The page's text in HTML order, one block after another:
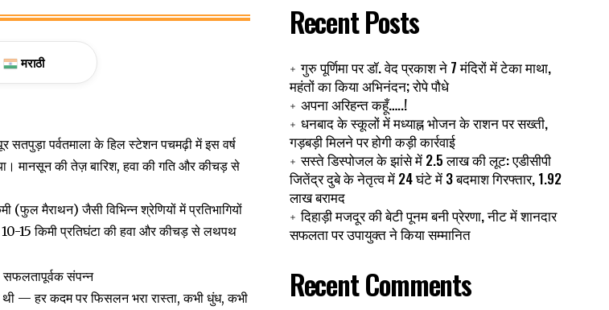
मराठी
पर्वतमाला के हिल स्टेशन पचमढ़ी में इस वर्ष
मानसून की तेज़ बारिश, हवा की गति और कीचड़ से
(फुल मैराथन) जैसी विभिन्न श्रेणियों में प्रतिभागियों
10-15 किमी प्रतिघंटा की हवा और कीचड़ से लथपथ
थी — हर कदम पर फिसलन भरा रास्ता, कभी धुंध, कभी
Recent Posts
गुरु पूर्णिमा पर डॉ. वेद प्रकाश ने 7 मंदिरों में टेका माथा,
महंतों का किया अभिनंदन; रोपे पौधे
अपना अरिहन्त कहूँ…..!
धनबाद के स्कूलों में मध्याह्न भोजन के राशन पर सख्ती,
गड़बड़ी मिलने पर होगी कड़ी कार्रवाई
सस्ते डिस्पोजल के झांसे में 2.5 लाख की लूट: एडीसीपी
जितेंद्र दुबे के नेतृत्व में 24 घंटे में 3 बदमाश गिरफ्तार, 1.92
लाख बरामद
दिहाड़ी मजदूर की बेटी पूनम बनी प्रेरणा, नीट में शानदार
सफलता पर उपायुक्त ने किया सम्मानित
Recent Comments